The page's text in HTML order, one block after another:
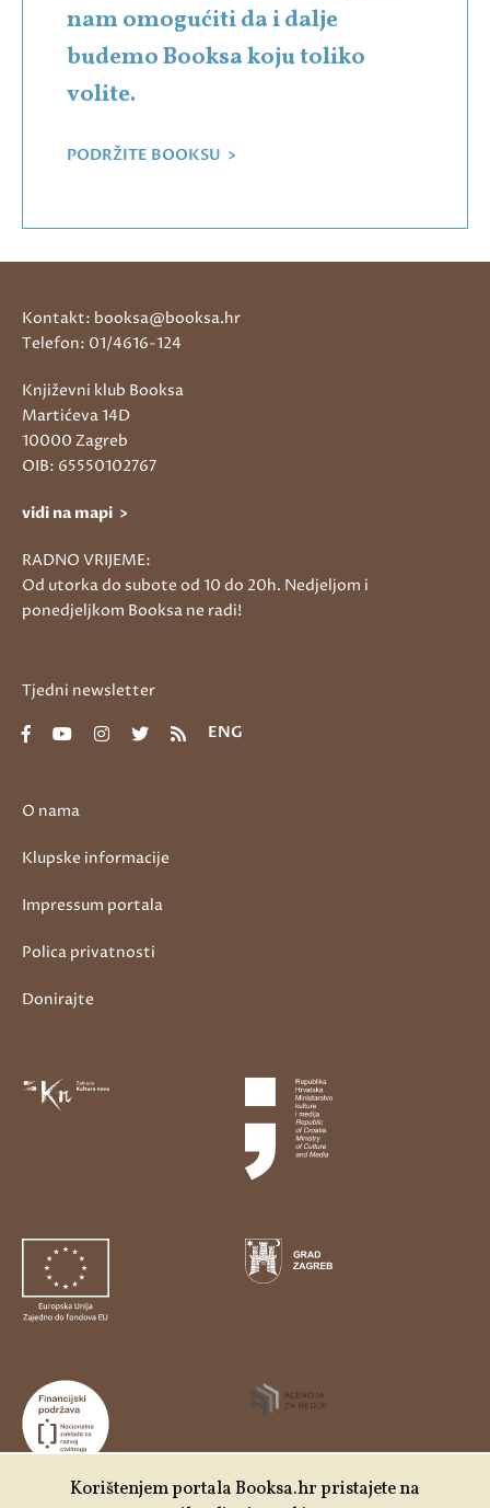
nam omogućiti da i dalje
budemo Booksa koju toliko
volite.
PODRŽITE BOOKSU >
O nama
Klupske informacije
Impressum portala
Polica privatnosti
Donirajte
Kontakt: booksa@booksa.hr
Telefon: 01/4616-124
Književni klub Booksa
Martićeva 14D
10000 Zagreb
OIB: 65550102767
vidi na mapi >
RADNO VRIJEME:
Od utorka do subote od 10 do 20h. Nedjeljom i
ponedjeljkom Booksa ne radi!
Tjedni newsletter
ENG
Korištenjem portala Booksa.hr pristajete na